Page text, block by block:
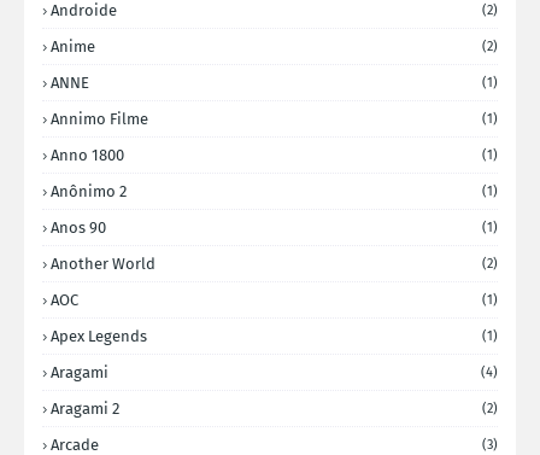
Androide (2)
Anime (2)
ANNE (1)
Annimo Filme (1)
Anno 1800 (1)
Anônimo 2 (1)
Anos 90 (1)
Another World (2)
AOC (1)
Apex Legends (1)
Aragami (4)
Aragami 2 (2)
Arcade (3)